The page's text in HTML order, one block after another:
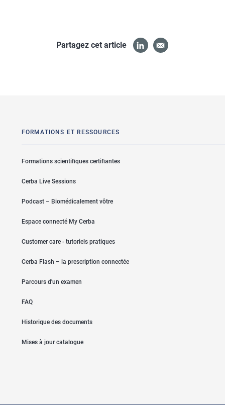
Partagez cet article
FORMATIONS ET RESSOURCES
Formations scientifiques certifiantes
Cerba Live Sessions
Podcast – Biomédicalement vôtre
Espace connecté My Cerba
Customer care - tutoriels pratiques
Cerba Flash – la prescription connectée
Parcours d'un examen
FAQ
Historique des documents
Mises à jour catalogue